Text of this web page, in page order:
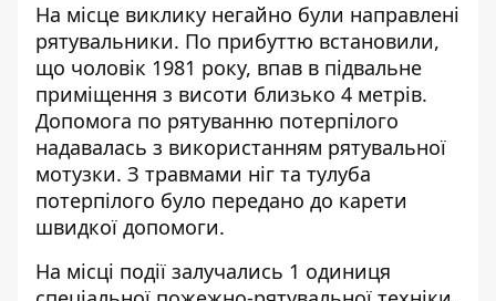
На місце виклику негайно були направлені
рятувальники. По прибуттю встановили,
що чоловік 1981 року, впав в підвальне
приміщення з висоти близько 4 метрів.
Допомога по рятуванню потерпілого
надавалась з використанням рятувальної
мотузки. З травмами ніг та тулуба
потерпілого було передано до карети
швидкої допомоги.
На місці події залучались 1 одиниця